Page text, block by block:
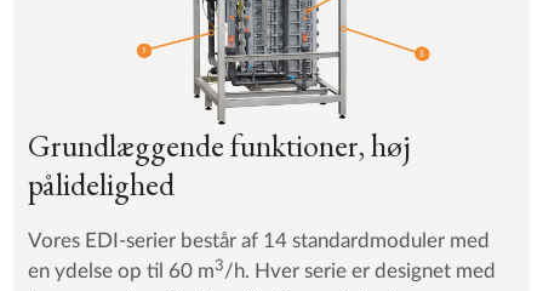
Grundlæggende funktioner, høj
pålidelighed
Vores EDI-serier består af 14 standardmoduler med
en ydelse op til 60 m3/h. Hver serie er designet med